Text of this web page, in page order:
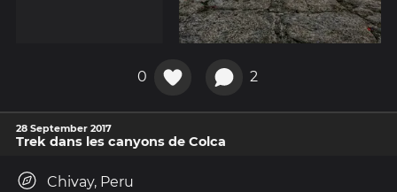
0 2
28 September 2017
Trek dans les canyons de Colca
Chivay, Peru